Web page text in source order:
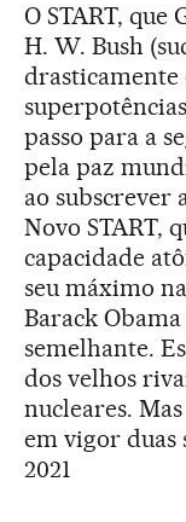
O START, que
H. W. Bush
drasticamente
passo para a
pela paz
ao subscrever
Novo START,
capacidade
seu máximo
Barack
semelhante.
dos velhos
nucleares.
em vigor duas
2021